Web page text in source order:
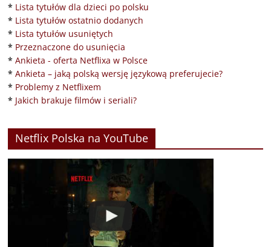
* Lista tytułów dla dzieci po polsku
* Lista tytułów ostatnio dodanych
* Lista tytułów usuniętych
* Przeznaczone do usunięcia
* Ankieta - oferta Netflixa w Polsce
* Ankieta – jaką polską wersję językową preferujecie?
* Problemy z Netflixem
* Jakich brakuje filmów i seriali?
Netflix Polska na YouTube